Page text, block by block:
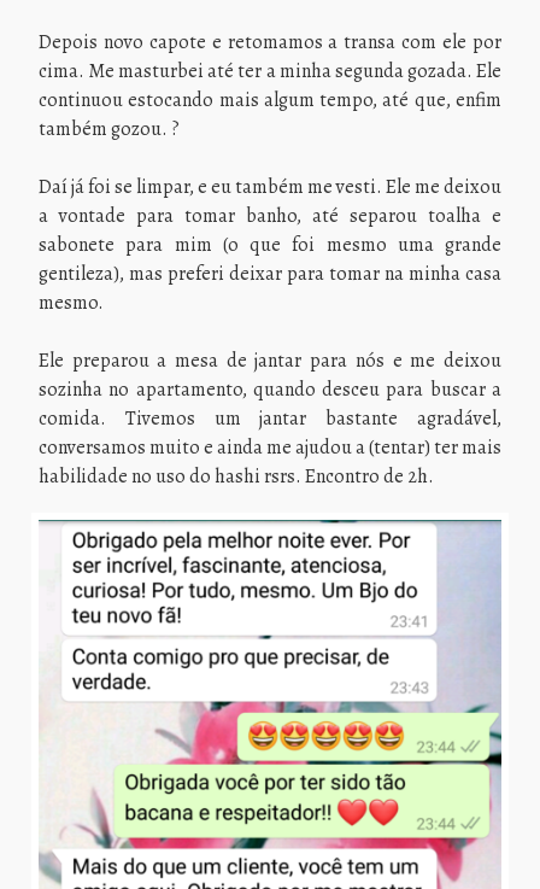
Depois novo capote e retomamos a transa com ele por
cima. Me masturbei até ter a minha segunda gozada. Ele
continuou estocando mais algum tempo, até que, enfim
também gozou. ?
Daí já foi se limpar, e eu também me vesti. Ele me deixou
a vontade para tomar banho, até separou toalha e
sabonete para mim (o que foi mesmo uma grande
gentileza), mas preferi deixar para tomar na minha casa
mesmo.
Ele preparou a mesa de jantar para nós e me deixou
sozinha no apartamento, quando desceu para buscar a
comida. Tivemos um jantar bastante agradável,
conversamos muito e ainda me ajudou a (tentar) ter mais
habilidade no uso do hashi rsrs. Encontro de 2h.